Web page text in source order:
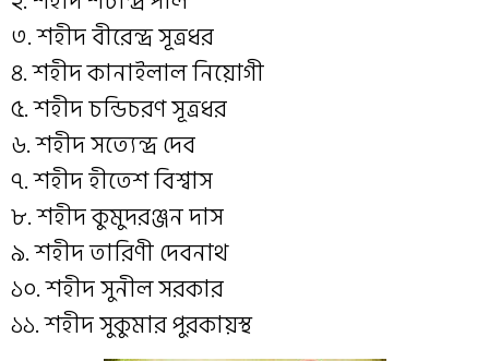
৩. শহীদ বীরেন্দ্র সূত্রধর
৪. শহীদ কানাইলাল নিয়োগী
৫. শহীদ চন্ডিচরণ সূত্রধর
৬. শহীদ সত্যেন্দ্র দেব
৭. শহীদ হীতেশ বিশ্বাস
৮. শহীদ কুমুদরঞ্জন দাস
৯. শহীদ তারিণী দেবনাথ
১০. শহীদ সুনীল সরকার
১১. শহীদ সুকুমার পুরকায়স্থ